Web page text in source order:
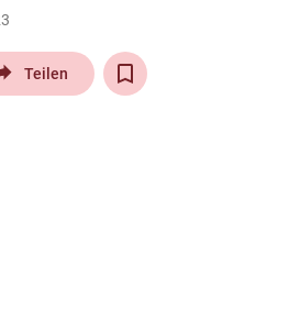
arrow_right
Teilen